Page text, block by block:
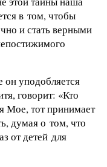
в том, чтобы
и стать верными
он уподобляется
говорит: «Кто
Мое, тот принимает
думая о том, что
от детей для